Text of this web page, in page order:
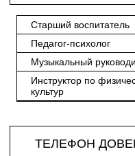
Старший воспитатель
Педагог-психолог
Музыкальный
Инструктор по
культур
ТЕЛЕФОН